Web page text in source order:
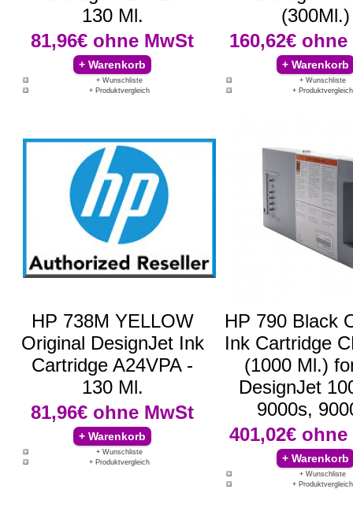
130 Ml.
81,96€ ohne MwSt
+ Wunschliste
+ Produktvergleich
(300Ml.)
160,62€ ohne
+ Wunschliste
+ Produktvergleich
HP 738M YELLOW
Original DesignJet Ink
Cartridge A24VPA -
130 Ml.
81,96€ ohne MwSt
+ Wunschliste
+ Produktvergleich
HP 790 Black
Ink Cartridge
(1000 Ml.)
DesignJet
9000s,
401,02€ ohne
+ Wunschliste
+ Produktvergleich